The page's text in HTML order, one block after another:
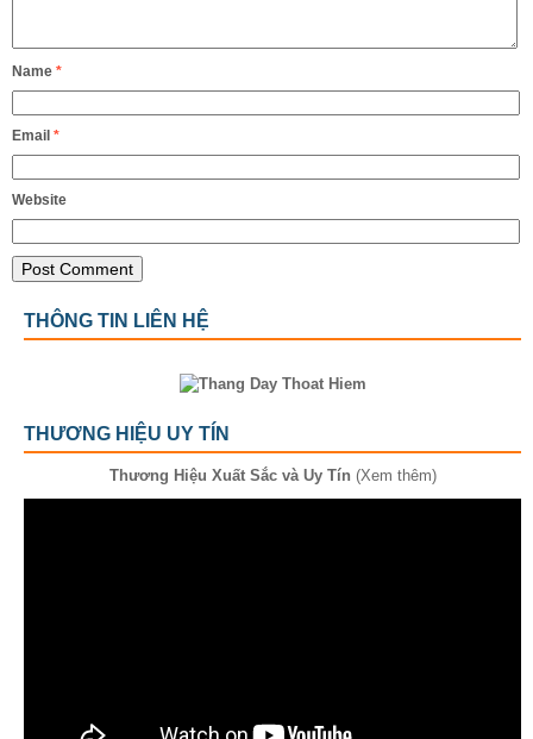
Name *
Email *
Website
THÔNG TIN LIÊN HỆ
THƯƠNG HIỆU UY TÍN
Thương Hiệu Xuất Sắc và Uy Tín (Xem thêm)